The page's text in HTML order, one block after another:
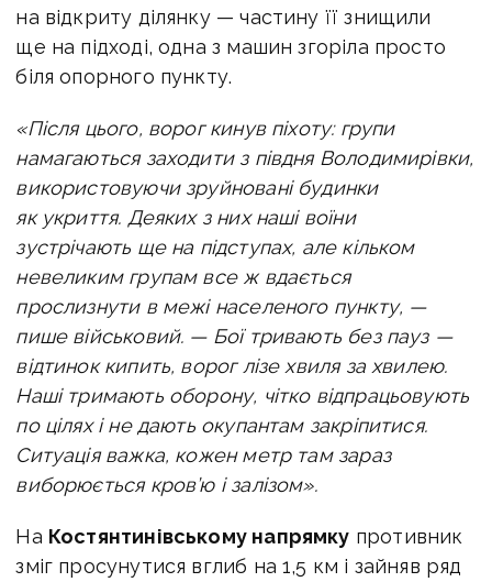
на відкриту ділянку — частину її знищили
ще на підході, одна з машин згоріла просто
біля опорного пункту.
«Після цього, ворог кинув піхоту: групи
намагаються заходити з півдня Володимирівки,
використовуючи зруйновані будинки
як укриття. Деяких з них наші воїни
зустрічають ще на підступах, але кільком
невеликим групам все ж вдається
прослизнути в межі населеного пункту, —
пише військовий. — Бої тривають без пауз —
відтинок кипить, ворог лізе хвиля за хвилею.
Наші тримають оборону, чітко відпрацьовують
по цілях і не дають окупантам закріпитися.
Ситуація важка, кожен метр там зараз
виборюється кров’ю і залізом».
На Костянтинівському напрямку противник
зміг просунутися вглиб на 1,5 км і зайняв ряд